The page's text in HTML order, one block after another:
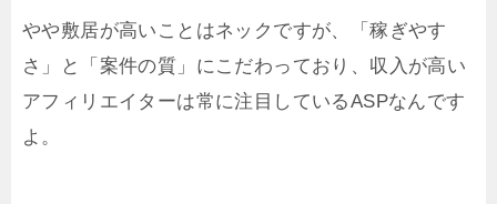
やや敷居が高いことはネックですが、「稼ぎやす
さ」と「案件の質」にこだわっており、収入が高い
アフィリエイターは常に注目しているASPなんです
よ。